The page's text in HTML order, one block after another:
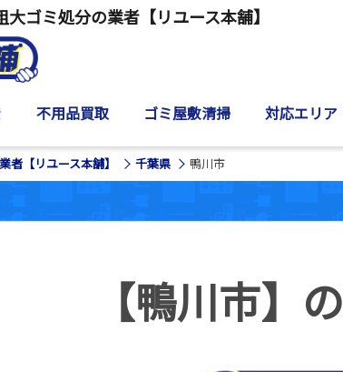
不用品買取 ゴミ屋敷清掃 対応エリア
ゴミ処分の業者【リユース本舗】
者【リユース本舗】 千葉県 鴨川市
【鴨川市】の